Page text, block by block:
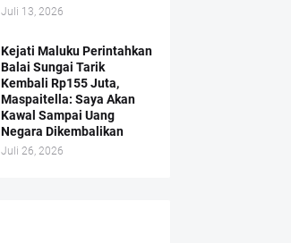
Juli 13, 2026
Kejati Maluku Perintahkan
Balai Sungai Tarik
Kembali Rp155 Juta,
Maspaitella: Saya Akan
Kawal Sampai Uang
Negara Dikembalikan
Juli 26, 2026